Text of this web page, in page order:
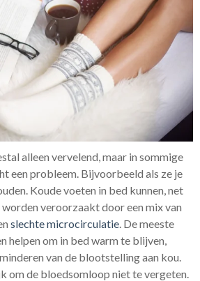
alleen vervelend, maar in sommige
een probleem. Bijvoorbeeld als ze je
Koude voeten in bed kunnen, net
veroorzaakt door een mix van
slechte microcirculatie De meeste
helpen om in bed warm te blijven,
van de blootstelling aan kou.
om de bloedsomloop niet te vergeten.